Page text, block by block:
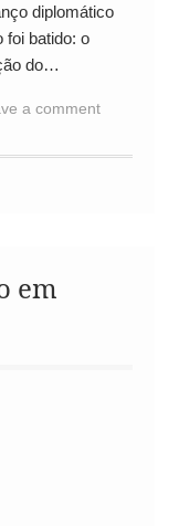
diplomático
foi batido: o
do…
a comment
em